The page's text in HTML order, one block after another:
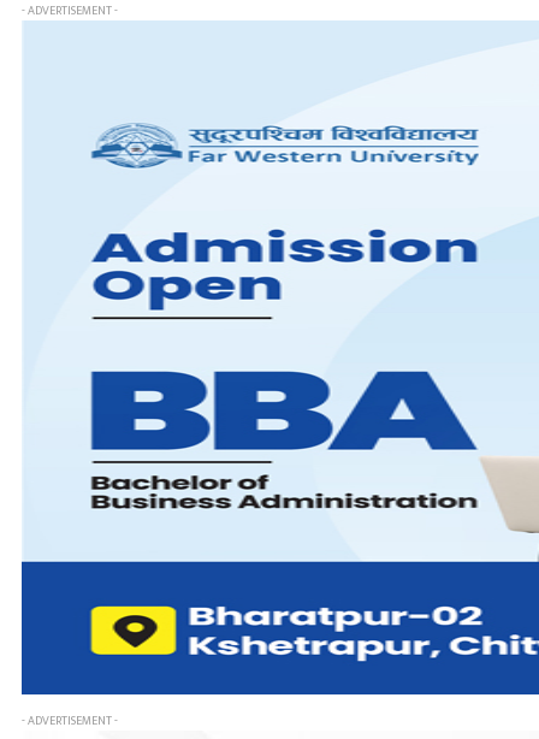
- ADVERTISEMENT -
- ADVERTISEMENT -